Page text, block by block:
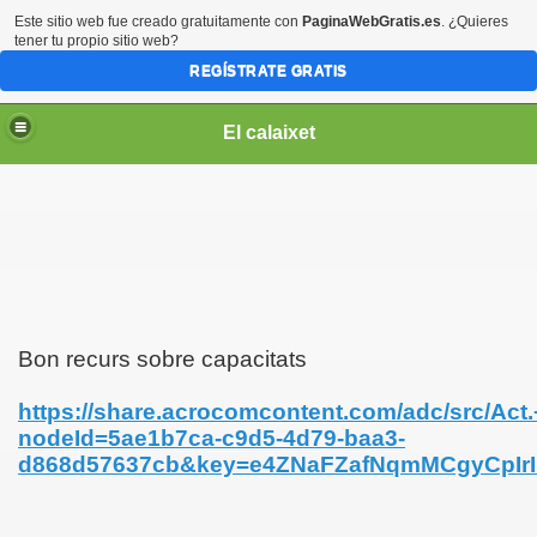
El calaixet
Bon recurs sobre capacitats
https://share.acrocomcontent.com/adc/src/
nodeId=5ae1b7ca-c9d5-4d79-baa3-
Este sitio web fue creado gratuitamente con PaginaWebGratis.es. ¿Quieres
tener tu propio sitio web?
REGÍSTRATE GRATIS